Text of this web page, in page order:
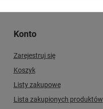
Konto
Zarejestruj się
Koszyk
Listy zakupowe
Lista zakupionych produktów